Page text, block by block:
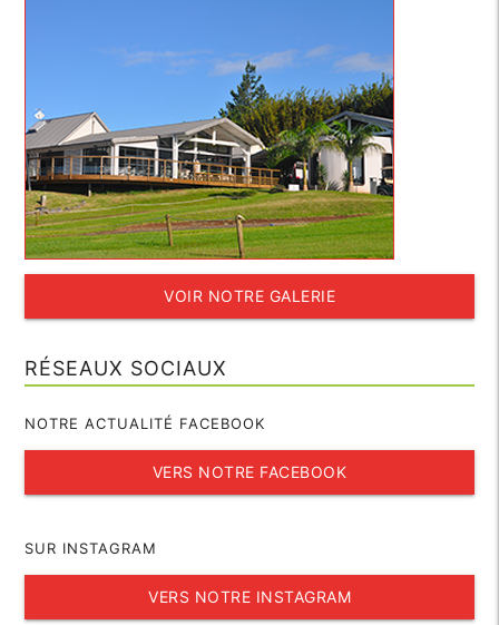
VOIR NOTRE GALERIE
RÉSEAUX SOCIAUX
NOTRE ACTUALITÉ FACEBOOK
VERS NOTRE FACEBOOK
SUR INSTAGRAM
VERS NOTRE INSTAGRAM